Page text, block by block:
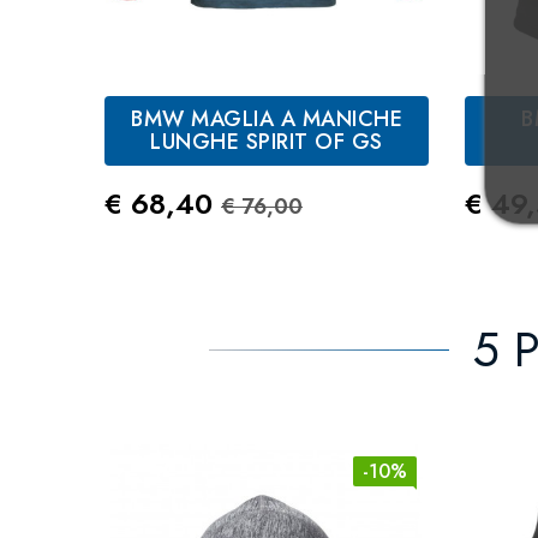
Blu
Rosso
BMW MAGLIA A MANICHE
LUNGHE SPIRIT OF GS
Prezzo
€ 68,40 Prezzo Standard
€ 76,00 €
5
-10%